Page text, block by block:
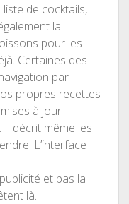
de cocktails,
la
pour les
Certaines des
par
propres recettes
à jour
décrit même les
L’interface
et pas la
là.